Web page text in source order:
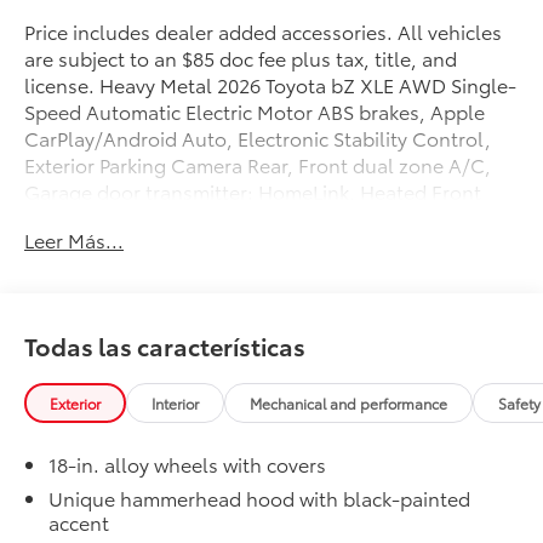
Price includes dealer added accessories. All vehicles
are subject to an $85 doc fee plus tax, title, and
license. Heavy Metal 2026 Toyota bZ XLE AWD Single-
Speed Automatic Electric Motor ABS brakes, Apple
CarPlay/Android Auto, Electronic Stability Control,
Exterior Parking Camera Rear, Front dual zone A/C,
Garage door transmitter: HomeLink, Heated Front
Illuminated entry, Leather steering wheel, Low tire
Covers.
About Maverick Toyota — Driven by Family, Fueled by
Community and Innovation At Maverick Toyota, we’re
proud to be more than just a dealership — Maverick
Means More. We’re a bold new chapter in automotive
retail, rooted in family values, customer satisfaction,
and a commitment to doing things the right way. Born
Leer Más...
Todas las características
Exterior Interior Mechanical and performance
18-in. alloy wheels with covers
Unique hammerhead hood with black-painted
accent